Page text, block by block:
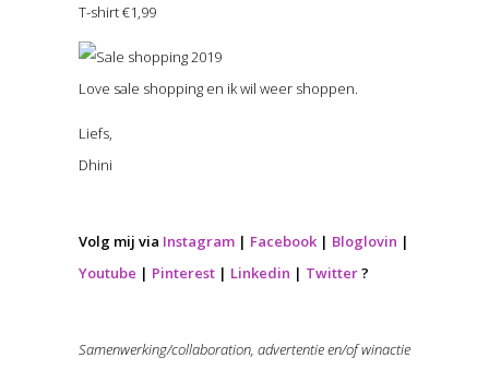
T-shirt €1,99
Love sale shopping en ik wil weer shoppen.
Liefs,
Dhini
Volg mij via Instagram| Facebook| Bloglovin |
Youtube | Pinterest| Linkedin | Twitter?
Samenwerking/collaboration, advertentie en/of winactie